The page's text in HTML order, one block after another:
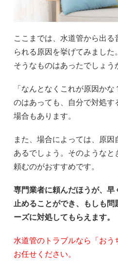
ここまでは、水道管から出る
られる原因を挙げてみました
そうなものはあったでしょう
「なんとなくこれが原因か
のはあっても、自分で対処す
場合もあります。
また、場合によっては、原
あるでしょう。そのようなと
頼むのがおすすめです。
専門業者に頼んだほうが、早
止めることができ、もしも問
ーズに対処してもらえます。
水道管のトラブルなら「おう
お任せください。